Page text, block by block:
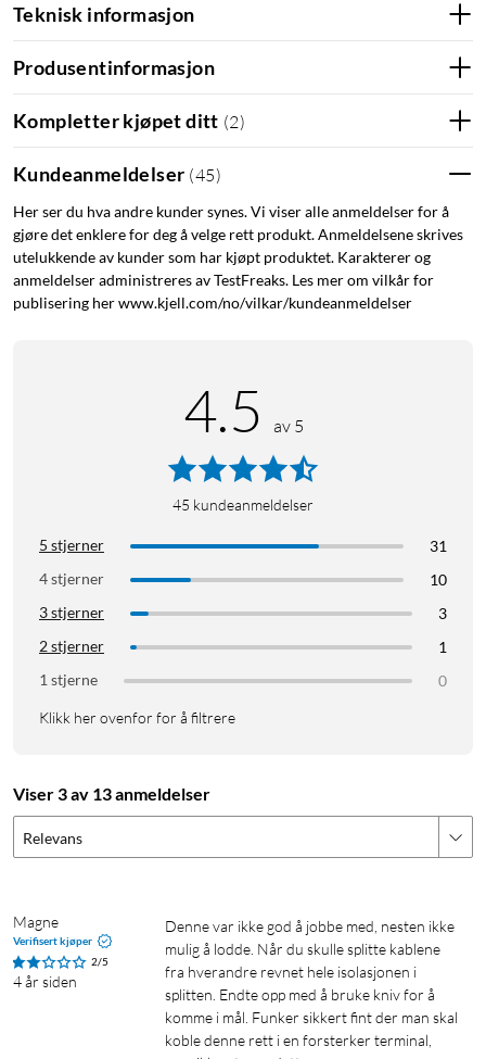
Teknisk informasjon
Produsentinformasjon
Kompletter kjøpet ditt (2)
Kundeanmeldelser (45)
Her ser du hva andre kunder synes. Vi viser alle anmeldelser for å
gjøre det enklere for deg å velge rett produkt. Anmeldelsene skrives
utelukkende av kunder som har kjøpt produktet. Karakterer og
anmeldelser administreres av TestFreaks. Les mer om vilkår for
publisering her www.kjell.com/no/vilkar/kundeanmeldelser
4.5 av 5
45 kundeanmeldelser
5 stjerner
31
4 stjerner
10
3 stjerner
3
2 stjerner
1
1 stjerne
0
Klikk her ovenfor for å filtrere
Viser 3 av 13 anmeldelser
Relevans
Magne
Verifisert kjøper
2/5
4 år siden
Denne var ikke god å jobbe med, nesten ikke
mulig å lodde. Når du skulle splitte kablene
fra hverandre revnet hele isolasjonen i
splitten. Endte opp med å bruke kniv for å
komme i mål. Funker sikkert fint der man skal
koble denne rett i en forsterker terminal,